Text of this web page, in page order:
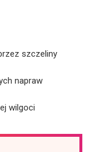
szczeliny
napraw
wilgoci